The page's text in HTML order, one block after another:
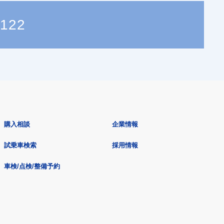
購入相談
試乗車検索
車検/点検/整備予約
企業情報
採用情報